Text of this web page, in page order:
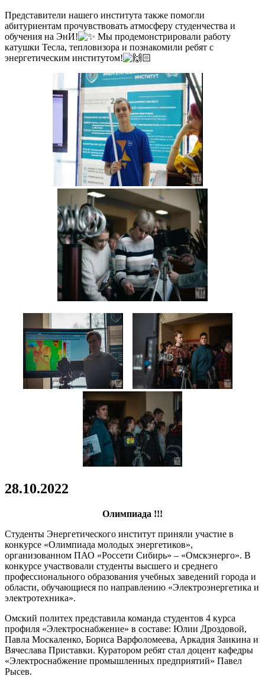
Представители нашего института также помогли
абитуриентам прочувствовать атмосферу студенчества и
обучения на ЭнИ!
Мы продемонстрировали работу
катушки Тесла, тепловизора и познакомили ребят с
энергетическим институтом!
28.10.2022
Олимпиада !!!
Студенты Энергетического институт приняли участие в
конкурсе «Олимпиада молодых энергетиков»,
организованном ПАО «Россети Сибирь» – «Омскэнерго». В
конкурсе участвовали студенты высшего и среднего
профессионального образования учебных заведений города и
области, обучающиеся по направлению «Электроэнергетика и
электротехника».
Омский политех представила команда студентов 4 курса
профиля «Электроснабжение» в составе: Юлии Дроздовой,
Павла Москаленко, Бориса Варфоломеева, Аркадия Заикина и
Вячеслава Приставки. Куратором ребят стал доцент кафедры
«Электроснабжение промышленных предприятий» Павел
Рысев.